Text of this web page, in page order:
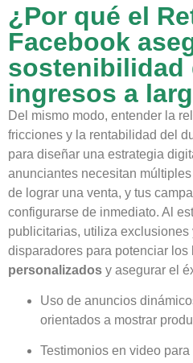
¿Por qué el
Facebook
sostenibilidad
ingresos a
Del mismo modo, entender la
fricciones y la rentabilidad del
para diseñar una estrategia
anunciantes necesitan
de lograr una venta, y tus
configurarse de inmediato. Al
publicitarias, utiliza exclusiones
disparadores para potenciar los
personalizados y asegurar el
Uso de anuncios
orientados a mostrar
Testimonios en video